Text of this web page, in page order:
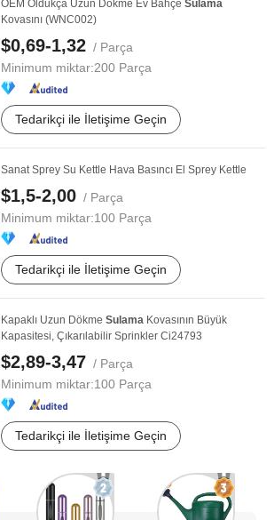
OEM Oldukça Uzun Dökme Ev Bahçe Sulama
Kovasını (WNC002)
$0,69-1,32 / Parça
Minimum miktar:200 Parça
Tedarikçi ile İletişime Geçin
Sanat Sprey Su Kettle Hava Basıncı El Sprey Kettle
$1,5-2,00 / Parça
Minimum miktar:100 Parça
Tedarikçi ile İletişime Geçin
Kapaklı Uzun Dökme Sulama Kovasının Büyük
Kapasitesi, Çıkarılabilir Sprinkler Ci24793
$2,89-3,47 / Parça
Minimum miktar:100 Parça
Tedarikçi ile İletişime Geçin